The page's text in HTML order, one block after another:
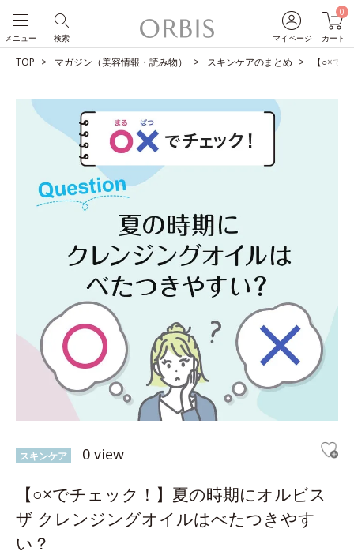
マイページ
0
カート
検索
メニュー
TOP マガジン（美容情報・読み物） スキンケアのまとめ 【○×で
スキンケア 0 view
【○×でチェック！】夏の時期にオルビス
ザ クレンジングオイルはべたつきやす
い？